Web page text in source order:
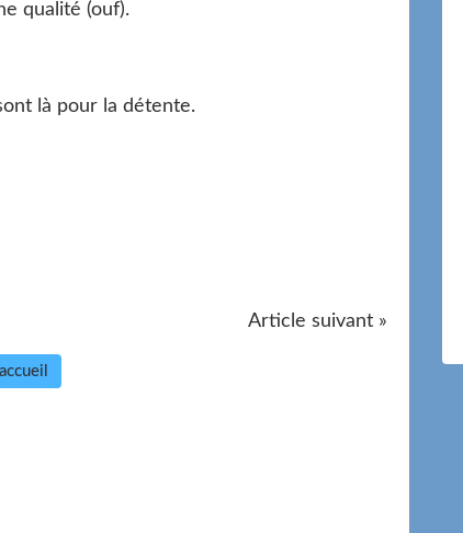
qualité (ouf).
là pour la détente.
Article suivant »